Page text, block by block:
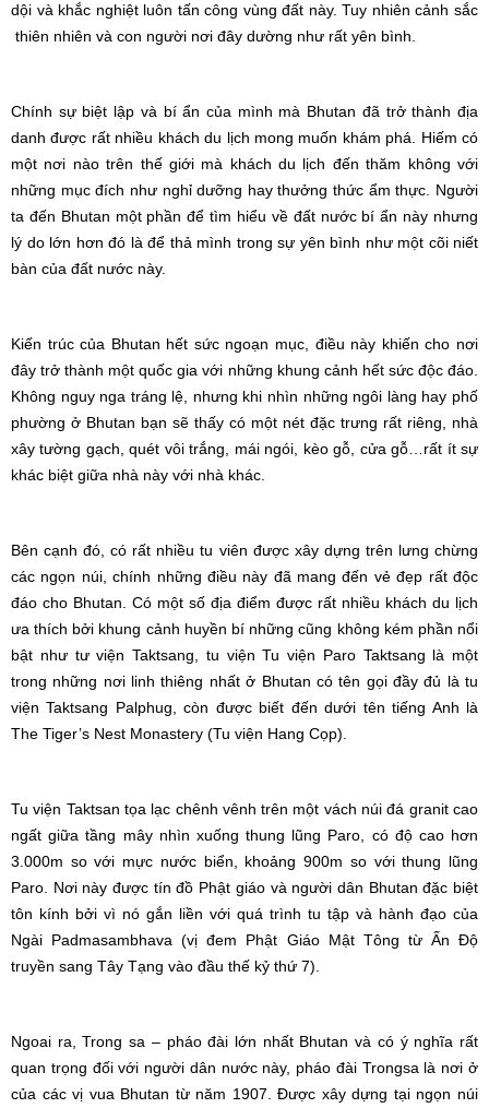
dội và khắc nghiệt luôn tấn công vùng đất này. Tuy nhiên cảnh sắc
thiên nhiên và con người nơi đây dường như rất yên bình.
Chính sự biệt lập và bí ẩn của mình mà Bhutan đã trở thành địa
danh được rất nhiều khách du lịch mong muốn khám phá. Hiếm có
một nơi nào trên thế giới mà khách du lịch đến thăm không với
những mục đích như nghỉ dưỡng hay thưởng thức ẩm thực. Người
ta đến Bhutan một phần để tìm hiểu về đất nước bí ẩn này nhưng
lý do lớn hơn đó là để thả mình trong sự yên bình như một cõi niết
bàn của đất nước này.
Kiến trúc của Bhutan hết sức ngoạn mục, điều này khiến cho nơi
đây trở thành một quốc gia với những khung cảnh hết sức độc đáo.
Không nguy nga tráng lệ, nhưng khi nhìn những ngôi làng hay phố
phường ở Bhutan bạn sẽ thấy có một nét đặc trưng rất riêng, nhà
xây tường gạch, quét vôi trắng, mái ngói, kèo gỗ, cửa gỗ…rất ít sự
khác biệt giữa nhà này với nhà khác.
Bên cạnh đó, có rất nhiều tu viên được xây dựng trên lưng chừng
các ngọn núi, chính những điều này đã mang đến vẻ đẹp rất độc
đáo cho Bhutan. Có một số địa điểm được rất nhiều khách du lịch
ưa thích bởi khung cảnh huyền bí những cũng không kém phần nổi
bật như tư viện Taktsang, tu viện Tu viện Paro Taktsang là một
trong những nơi linh thiêng nhất ở Bhutan có tên gọi đầy đủ là tu
viện Taktsang Palphug, còn được biết đến dưới tên tiếng Anh là
The Tiger’s Nest Monastery (Tu viện Hang Cọp).
Tu viện Taktsan tọa lạc chênh vênh trên một vách núi đá granit cao
ngất giữa tầng mây nhìn xuống thung lũng Paro, có độ cao hơn
3.000m so với mực nước biển, khoảng 900m so với thung lũng
Paro. Nơi này được tín đồ Phật giáo và người dân Bhutan đặc biệt
tôn kính bởi vì nó gắn liền với quá trình tu tập và hành đạo của
Ngài Padmasambhava (vị đem Phật Giáo Mật Tông từ Ấn Độ
truyền sang Tây Tạng vào đầu thế kỷ thứ 7).
Ngoai ra, Trong sa – pháo đài lớn nhất Bhutan và có ý nghĩa rất
quan trọng đối với người dân nước này, pháo đài Trongsa là nơi ở
của các vị vua Bhutan từ năm 1907. Được xây dựng tại ngọn núi